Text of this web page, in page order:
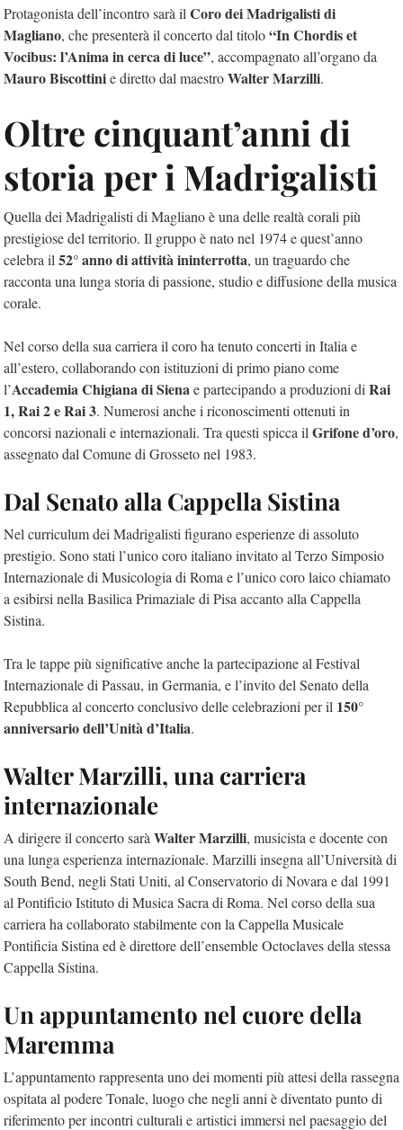
Protagonista dell’incontro sarà il Coro dei Madrigalisti di
Magliano, che presenterà il concerto dal titolo“In Chordis et
Vocibus: l’Anima in cerca di luce”, accompagnato all’organo da
Mauro Biscottinie diretto dal maestroWalter Marzilli.
Oltre cinquant’anni di
storia per i Madrigalisti
Quella dei Madrigalisti di Magliano è una delle realtà corali più
prestigiose del territorio. Il gruppo è nato nel 1974 e quest’anno
celebra il 52° anno di attività ininterrotta, un traguardo che
racconta una lunga storia di passione, studio e diffusione della musica
corale.
Nel corso della sua carriera il coro ha tenuto concerti in Italia e
all’estero, collaborando con istituzioni di primo piano come
l’Accademia Chigiana di Sienae partecipando a produzioni di Rai
1, Rai 2 e Rai 3. Numerosi anche i riconoscimenti ottenuti in
concorsi nazionali e internazionali. Tra questi spicca il Grifone d’oro,
assegnato dal Comune di Grosseto nel 1983.
Dal Senato alla Cappella Sistina
Nel curriculum dei Madrigalisti figurano esperienze di assoluto
prestigio. Sono stati l’unico coro italiano invitato al Terzo Simposio
Internazionale di Musicologia di Roma e l’unico coro laico chiamato
a esibirsi nella Basilica Primaziale di Pisa accanto alla Cappella
Sistina.
Tra le tappe più significative anche la partecipazione al Festival
Internazionale di Passau, in Germania, e l’invito del Senato della
Repubblica al concerto conclusivo delle celebrazioni per il 150°
anniversario dell’Unità d’Italia.
Walter Marzilli, una carriera
internazionale
A dirigere il concerto sarà Walter Marzilli, musicista e docente con
una lunga esperienza internazionale. Marzilli insegna all’Università di
South Bend, negli Stati Uniti, al Conservatorio di Novara e dal 1991
al Pontificio Istituto di Musica Sacra di Roma. Nel corso della sua
carriera ha collaborato stabilmente con la Cappella Musicale
Pontificia Sistina ed è direttore dell’ensemble Octoclaves della stessa
Cappella Sistina.
Un appuntamento nel cuore della
Maremma
L’appuntamento rappresenta uno dei momenti più attesi della rassegna
ospitata al podere Tonale, luogo che negli anni è diventato punto di
riferimento per incontri culturali e artistici immersi nel paesaggio del